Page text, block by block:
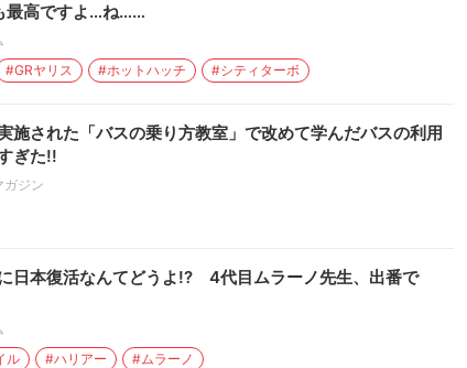
最高ですよ…ね……
#GRヤリス #ホットハッチ #シティターボ
施された「バスの乗り方教室」で改めて学んだバスの利用
ぎた!!
ガジン
日本復活なんてどうよ!? 4代目ムラーノ先生、出番で
ル #ハリアー #ムラーノ